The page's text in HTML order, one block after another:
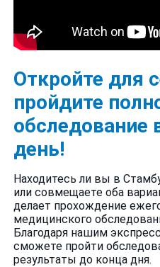
Откройте для
пройдите
обследование
день!
Находитесь ли вы в
или совмещаете оба
делает прохождение
медицинского
Благодаря нашим
сможете пройти
результаты до конца дня.